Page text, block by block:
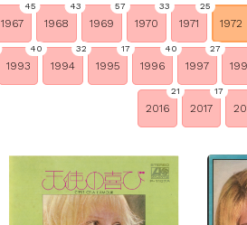
45
1967
43
1968
57
1969
33
1970
25
1971 1972
40
1993
32
1994
17
1995
40
1996
27
1997
21
2016
17
2017